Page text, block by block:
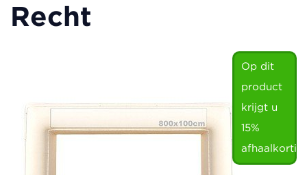
Recht
Op dit
product
krijgt u
15%